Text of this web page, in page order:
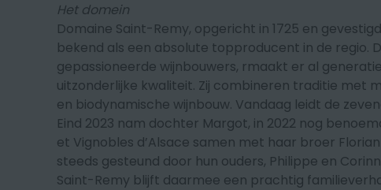
Het domein
Domaine Saint-Remy, opgericht in 1725 en
bekend als een absolute topproducent in de regio.
gepassioneerde wijnbouwers, rmaakt er al
uitzonderlijke kwaliteit. Zij combineren traditie met
en biodynamische wijnbouw. Vandaag leidt de
Eind 2023 nam dochter Margot, in 2022 nog
et Vignobles d’Alsace samen met haar broer
steeds gesteund door hun ouders, Philippe en
Saint-Remy blijft daarmee een prachtig